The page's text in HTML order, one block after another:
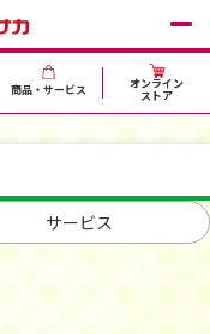
商品・サービス オンライン
ストア
サービス